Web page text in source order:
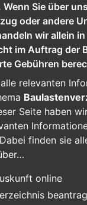
Sie über
oder andere
wir allein in
im Auftrag der
Gebühren
relevanten
Seite haben
finden sie
online